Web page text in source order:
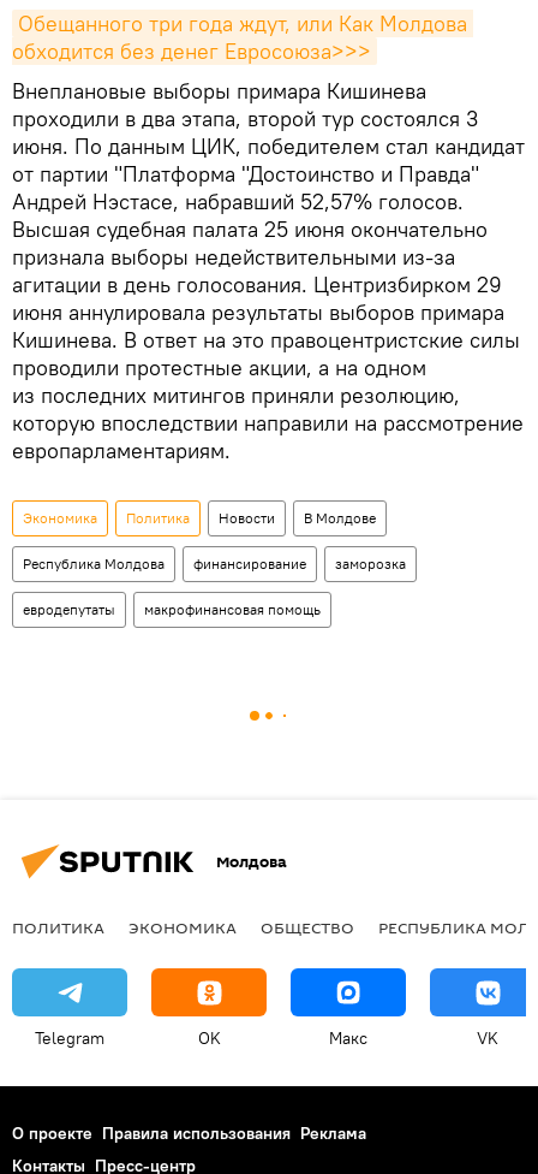
Обещанного три года ждут, или Как Молдова
обходится без денег Евросоюза>>>
Внеплановые выборы примара Кишинева
проходили в два этапа, второй тур состоялся 3
июня. По данным ЦИК, победителем стал кандидат
от партии "Платформа "Достоинство и Правда"
Андрей Нэстасе, набравший 52,57% голосов.
Высшая судебная палата 25 июня окончательно
признала выборы недействительными из-за
агитации в день голосования. Центризбирком 29
июня аннулировала результаты выборов примара
Кишинева. В ответ на это правоцентристские силы
проводили протестные акции, а на одном
из последних митингов приняли резолюцию,
которую впоследствии направили на рассмотрение
европарламентариям.
Экономика Политика Новости В Молдове
Республика Молдова финансирование заморозка
евродепутаты макрофинансовая помощь
Молдова
ПОЛИТИКА ЭКОНОМИКА ОБЩЕСТВО РЕСПУБЛИКА
Telegram OK Макс VK
О проекте Правила использования Реклама
Контакты Пресс-центр